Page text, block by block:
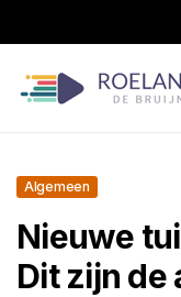
Algemeen
Nieuwe
Dit zijn de